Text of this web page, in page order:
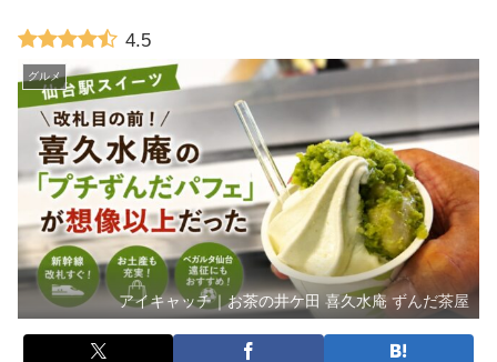
4.5
グルメ
アイキャッチ｜お茶の井ケ田 喜久水庵 ずんだ茶屋